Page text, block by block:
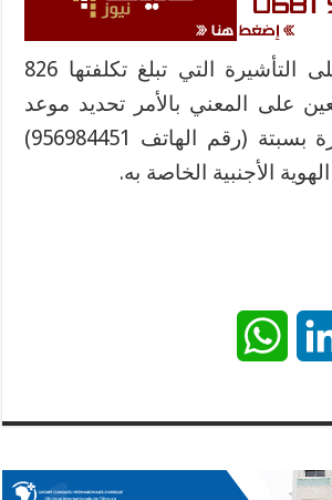
وبعد الحصول على التأشيرة التي تبلغ تكلفتها 826
على المعني بالأمر تحديد موعد
في مكتب الهجرة بسبتة (رقم الهاتف 956984451)
الأجنبية الخاصة به.
k
t